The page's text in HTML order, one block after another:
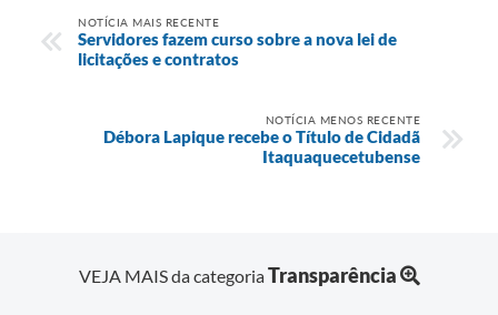
NOTÍCIA MAIS RECENTE
Servidores fazem curso sobre a nova lei de
licitações e contratos
NOTÍCIA MENOS RECENTE
Débora Lapique recebe o Título de Cidadã
Itaquaquecetubense
VEJA MAIS da categoriaTransparência